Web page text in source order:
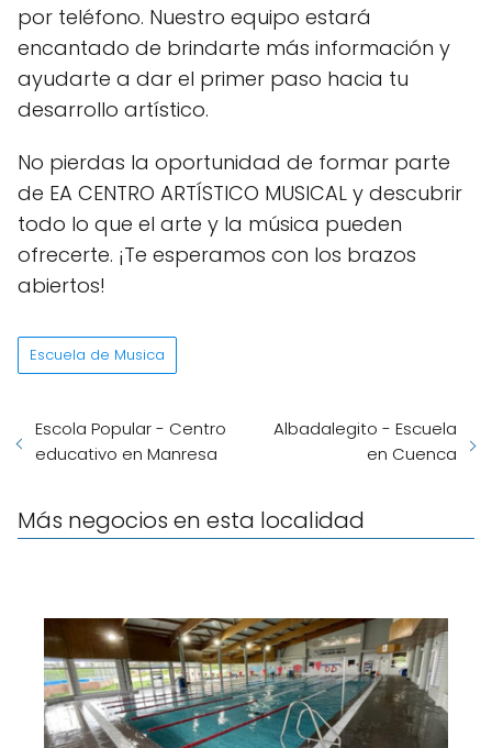
por teléfono. Nuestro equipo estará
encantado de brindarte más información y
ayudarte a dar el primer paso hacia tu
desarrollo artístico.
No pierdas la oportunidad de formar parte
de EA CENTRO ARTÍSTICO MUSICAL y descubrir
todo lo que el arte y la música pueden
ofrecerte. ¡Te esperamos con los brazos
abiertos!
Escuela de Musica
Escola Popular - Centro
educativo en Manresa
Albadalegito - Escuela
en Cuenca
Más negocios en esta localidad